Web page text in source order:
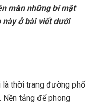
màn những bí mật
ở bài viết dưới
thời trang đường phố
tảng để phong